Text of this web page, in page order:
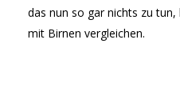
das nun so gar nichts zu
mit Birnen vergleichen.